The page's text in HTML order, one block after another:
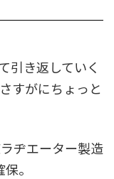
引き返していく
すがにちょっと
ヂエーター製造
。